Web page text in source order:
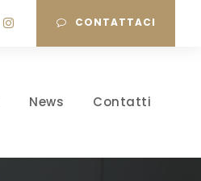
CONTATTACI
News Contatti